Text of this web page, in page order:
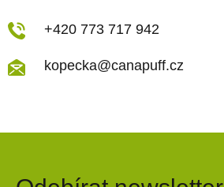
+420 773 717 942
kopecka@canapuff.cz